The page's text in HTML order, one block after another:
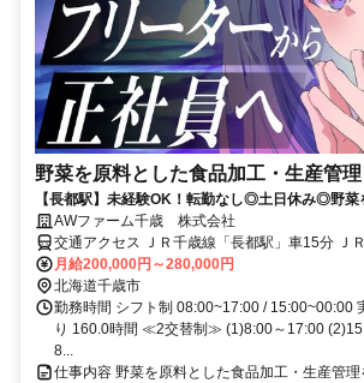
野菜を原料とした食品加工・生産管理
【長都駅】未経験OK！転勤なし◎土日休み◎野菜
工・生産管理
AWファーム千歳 株式会社
交通アクセス ＪＲ千歳線「長都駅」車15分 Ｊ
車16分 ＪＲ千歳線「千歳駅」車20分 通勤方法：車OK ※無料の駐車
場あり
月給200,000円～280,000円
北海道千歳市
勤務時間 シフト制 08:00~17:00 / 15:00~00:00
り 160.0時間 ≪2交替制≫ (1)8:00～17:00
8...
仕事内容 野菜を原料とした食品加工・生産管理